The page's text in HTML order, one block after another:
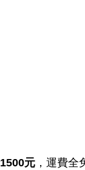
1500元 ，運費全